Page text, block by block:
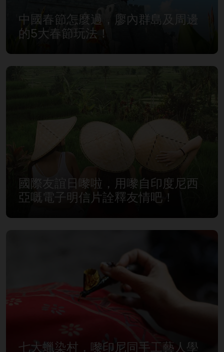
中國春節怎麼過，廖內群島及周邊
的5大春節玩法！
國際友誼日嚟啦，用嚟自印度尼西
亞嘅電子明信片詮釋友情吧！
七大蠟染村，嚟印尼同手工藝人學